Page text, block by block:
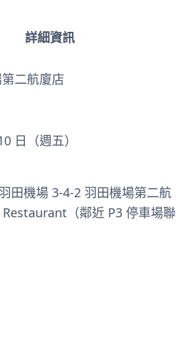
詳細資訊
二航廈店
日（週五）
田機場 3-4-2 羽田機場第二航
Restaurant（鄰近 P3 停車場聯